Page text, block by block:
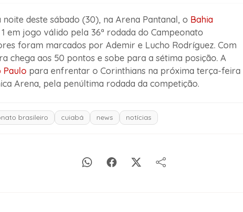
deste sábado (30), na Arena Pantanal, o Bahia
em jogo válido pela 36ª rodada do Campeonato
foram marcados por Ademir e Lucho Rodríguez. Com
chega aos 50 pontos e sobe para a sétima posição. A
Paulo para enfrentar o Corinthians na próxima terça-feira
Arena, pela penúltima rodada da competição.
brasileiro cuiabá news notícias